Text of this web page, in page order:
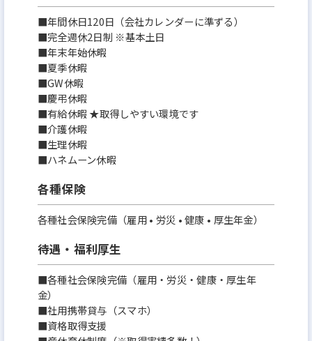
■年間休日120日（会社カレンダーに準ずる）
■完全週休2日制 ※基本土日
■年末年始休暇
■夏季休暇
■GW休暇
■慶弔休暇
■有給休暇 ★取得しやすい環境です
■介護休暇
■生理休暇
■ハネムーン休暇
各種保険
各種社会保険完備（雇用 • 労災 • 健康 • 厚生年金）
待遇・福利厚生
■各種社会保険完備（雇用・労災・健康・厚生年
金）
■社用携帯貸与（スマホ）
■資格取得支援